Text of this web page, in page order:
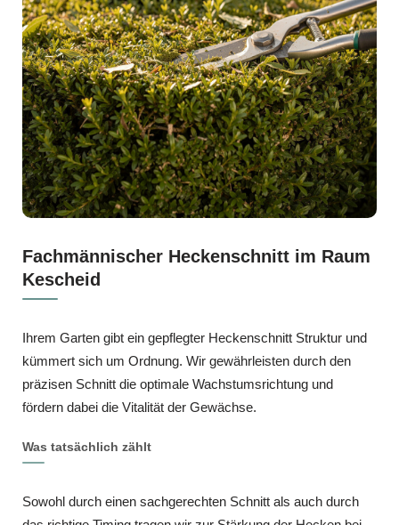
Fachmännischer Heckenschnitt im Raum
Kescheid
Ihrem Garten gibt ein gepflegter Heckenschnitt Struktur und
kümmert sich um Ordnung. Wir gewährleisten durch den
präzisen Schnitt die optimale Wachstumsrichtung und
fördern dabei die Vitalität der Gewächse.
Was tatsächlich zählt
Sowohl durch einen sachgerechten Schnitt als auch durch